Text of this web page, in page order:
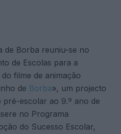
de Borba reuniu-se no
de Escolas para a
filme de animação
de Borba», um projecto
escolar ao 9.º ano de
no Programa
do Sucesso Escolar,